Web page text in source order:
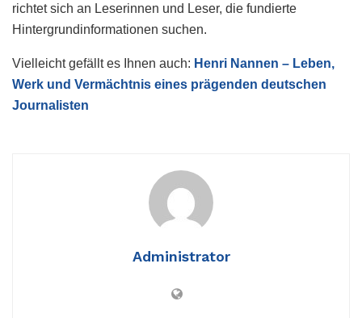
richtet sich an Leserinnen und Leser, die fundierte
Hintergrundinformationen suchen.
Vielleicht gefällt es Ihnen auch: Henri Nannen – Leben,
Werk und Vermächtnis eines prägenden deutschen
Journalisten
Administrator